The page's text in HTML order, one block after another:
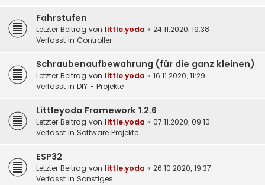
Fahrstufen
Letzter Beitrag von little.yoda « 24.11.2020, 19:38
Verfasst in Controller
Schraubenaufbewahrung (für die ganz kleinen)
Letzter Beitrag von little.yoda « 16.11.2020, 11:29
Verfasst in DIY - Projekte
Littleyoda Framework 1.2.6
Letzter Beitrag von little.yoda « 07.11.2020, 09:10
Verfasst in Software Projekte
ESP32
Letzter Beitrag von little.yoda « 26.10.2020, 19:37
Verfasst in Sonstiges